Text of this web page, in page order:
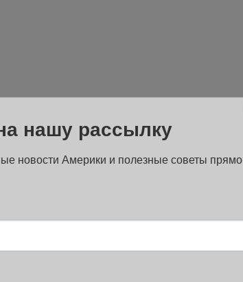
нашу рассылку
новости Америки и полезные советы прямо